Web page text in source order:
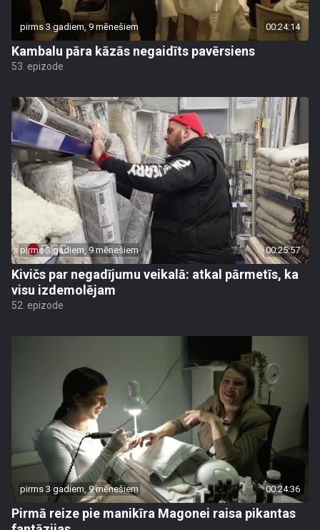
pirms 3 gadiem, 9 mēnešiem 00:24:14
Kambalu pāra kāzās negaidīts pavērsiens
53. epizode
pirms 3 gadiem, 9 mēnešiem 00:25:57
Kivičs par negadījumu veikalā: atkal pārmetīs, ka
visu izdemolējam
52. epizode
pirms 3 gadiem, 9 mēnešiem 00:24:36
Pirmā reize pie manikīra Magonei raisa pikantas